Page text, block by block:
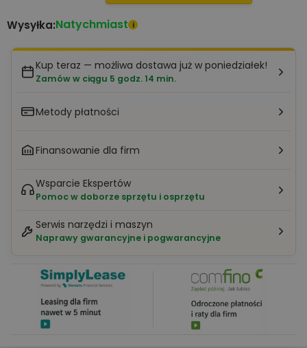
Wysyłka:Natychmiast i
Kup teraz — możliwa dostawa już w poniedziałek!
Zamów w ciągu 5 godz. 14 min.
Metody płatności
Finansowanie dla firm
Wsparcie Ekspertów
Pomoc w doborze sprzętu i osprzętu
Serwis narzędzi i maszyn
Naprawy gwarancyjne i pogwarancyjne